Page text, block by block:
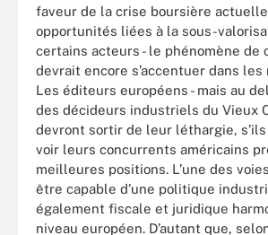
faveur de la crise boursière
opportunités liées à la sous-
certains acteurs - le phénomène de
devrait encore s’accentuer dans les
Les éditeurs européens - mais au
des décideurs industriels du Vieux
devront sortir de leur léthargie,
voir leurs concurrents américains
meilleures positions. L’une des
être capable d’une politique
également fiscale et juridique
niveau européen. D’autant que,